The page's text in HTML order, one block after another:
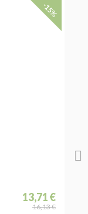
-15%
13,71 €
16,13 €